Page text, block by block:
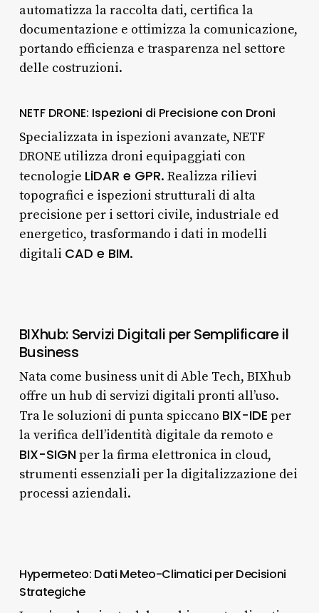
automatizza la raccolta dati, certifica la
documentazione e ottimizza la comunicazione,
portando efficienza e trasparenza nel settore
delle costruzioni.
NETF DRONE: Ispezioni di Precisione con Droni
Specializzata in ispezioni avanzate, NETF
DRONE utilizza droni equipaggiati con
tecnologie LiDAR e GPR. Realizza rilievi
topografici e ispezioni strutturali di alta
precisione per i settori civile, industriale ed
energetico, trasformando i dati in modelli
digitali CAD e BIM.
BIXhub: Servizi Digitali per Semplificare il
Business
Nata come business unit di Able Tech, BIXhub
offre un hub di servizi digitali pronti all’uso.
Tra le soluzioni di punta spiccano BIX-IDE per
la verifica dell’identità digitale da remoto e
BIX-SIGNper la firma elettronica in cloud,
strumenti essenziali per la digitalizzazione dei
processi aziendali.
Hypermeteo: Dati Meteo-Climatici per Decisioni
Strategiche